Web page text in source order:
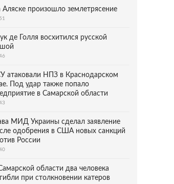
Аляске произошло землетрясение
де Голля восхитился русской
атаковали НПЗ в Краснодарском
Под удар также попало
в Самарской области
МИД Украины сделал заявление
одобрения в США новых санкций
России
области два человека
при столкновении катеров